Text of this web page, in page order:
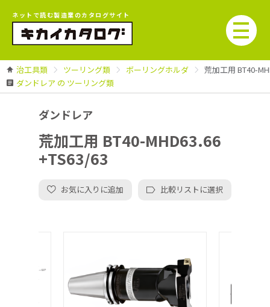
ネットで読む製造業のカタログサイト
治工具類 ツーリング類 ボーリングホルダ
荒加工用 BT40-
ダンドレア の ツーリング類
ダンドレア
荒加工用 BT40-MHD63.66
+TS63/63
お気に入りに追加 比較リストに選択